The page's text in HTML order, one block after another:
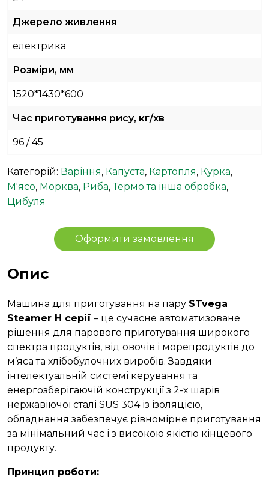
Джерело живлення
електрика
Розміри, мм
1520*1430*600
Час приготування рису, кг/хв
96 / 45
Категорій: Варіння, Капуста, Картопля, Курка,
М'ясо, Морква, Риба,Термо та інша обробка,
Цибуля
Оформити замовлення
Опис
Машина для приготування на пару STvega
Steamer H серії – це сучасне автоматизоване
рішення для парового приготування широкого
спектра продуктів, від овочів і морепродуктів до
м’яса та хлібобулочних виробів. Завдяки
інтелектуальній системі керування та
енергозберігаючій конструкції з 2-х шарів
нержавіючої сталі SUS 304 із ізоляцією,
обладнання забезпечує рівномірне приготування
за мінімальний час і з високою якістю кінцевого
продукту.
Принцип роботи: